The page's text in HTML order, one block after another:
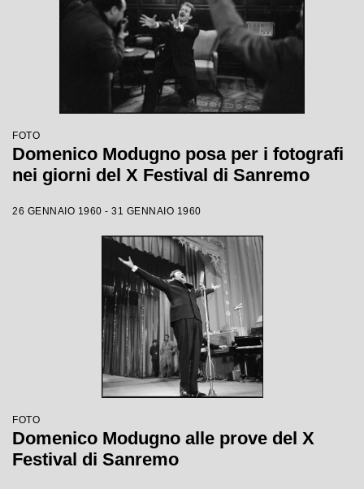
FOTO
Domenico Modugno posa per i fotografi
nei giorni del X Festival di Sanremo
26 GENNAIO 1960 - 31 GENNAIO 1960
FOTO
Domenico Modugno alle prove del X
Festival di Sanremo